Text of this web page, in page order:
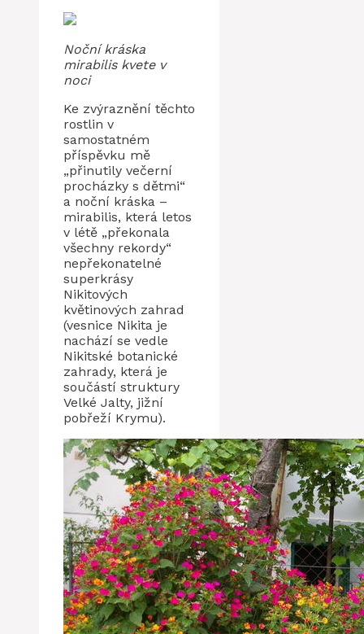
Noční kráska
mirabilis kvete v
noci
Ke zvýraznění těchto
rostlin v
samostatném
příspěvku mě
„přinutily večerní
procházky s dětmi“
a noční kráska –
mirabilis, která letos
v létě „překonala
všechny rekordy“
nepřekonatelné
superkrásy
Nikitových
květinových zahrad
(vesnice Nikita je
nachází se vedle
Nikitské botanické
zahrady, která je
součástí struktury
Velké Jalty, jižní
pobřeží Krymu).